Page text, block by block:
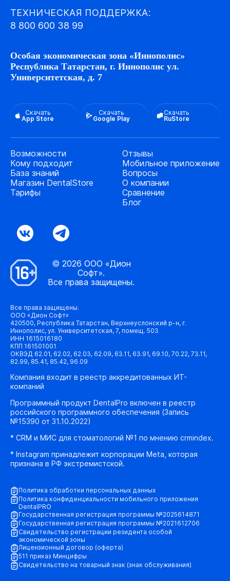
ТЕХНИЧЕСКАЯ ПОДДЕРЖКА:
8 800 600 38 99
Особая экономическая зона «Иннополис»
Республика Татарстан, г. Иннополис ул.
Университетская, д. 7
Скачать
App Store
Скачать
Google Play
Скачать
RuStore
Возможности
Кому подходит
База знаний
Магазин DentalStore
Тарифы
Отзывы
Мобильное приложение
Вопросы
О компании
Сравнение
Блог
© 2026 ООО «Дион
Софт».
Все права защищены.
Все права защищены.
ООО «Дион Софт»
420500, Республика Татарстан, Верхнеуслонский р-н, г.
Иннополис, ул. Университетская, 7, помещ. 503
ИНН 1615016180
КПП 161501001
ОКВЭД 62.01, 62.02, 62.03, 62.09, 63.11, 63.91, 69.10, 70.22, 73.11,
82.99, 85.41, 85.42, 96.09
Компания входит в реестр аккредитованных ИТ-
компаний
Программный продукт DentalPro включен в реестр
российского программного обеспечения (Запись
№15390 от 31.10.2022)
* CRM и МИС для стоматологий №1 по мнению crmindex.
* Instagram принадлежит корпорации Meta, которая
признана в РФ экстремистской.
Политика обработки персональных данных
Политика конфиденциальности мобильного приложения
DentalPRO
Государственная регистрация программы №2025614871
Государственная регистрация программы №2021612706
Свидетельство регистрации резидента особой
экономической зоны
Лицензионный договор (оферта)
511 приказ Минцифры
Свидетельство на товарный знак (знак обслуживания)